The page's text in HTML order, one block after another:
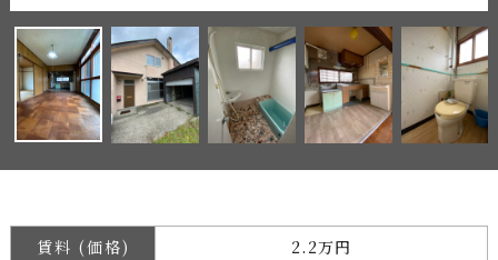
賃料 (価格)
2.2万円